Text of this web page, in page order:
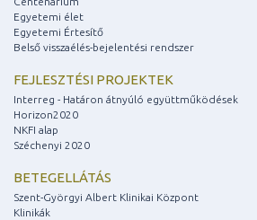
Egyetemi élet
Egyetemi Értesítő
Belső visszaélés-bejelentési rendszer
FEJLESZTÉSI PROJEKTEK
Interreg - Határon átnyúló együttműködések
Horizon2020
NKFI alap
Széchenyi 2020
BETEGELLÁTÁS
Szent-Györgyi Albert Klinikai Központ
Klinikák